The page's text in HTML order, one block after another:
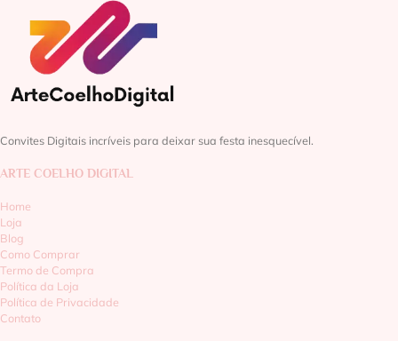
Convites Digitais incríveis para deixar sua festa inesquecível.
ARTE COELHO DIGITAL
Home
Loja
Blog
Como Comprar
Termo de Compra
Política da Loja
Política de Privacidade
Contato